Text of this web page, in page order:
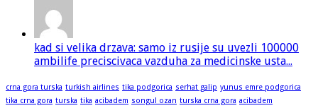
kad si velika drzava: samo iz rusije su uvezli 100000
ambilife preciscivaca vazduha za medicinske usta...
crna gora turska turkish airlines tika podgorica serhat galip yunus emre podgorica
tika crna gora turska tika acibadem songul ozan turska crna gora acibadem